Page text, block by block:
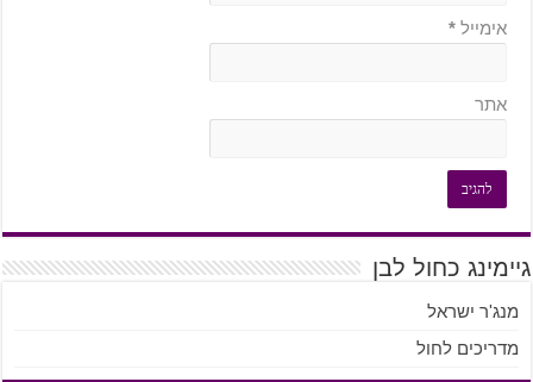
אימייל *
אתר
גיימינג כחול לבן
מנג'ר ישראל
מדריכים לחול